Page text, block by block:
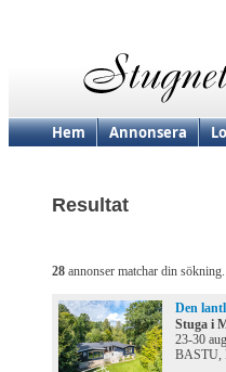
Hem Annonsera
Resultat
28 annonser matchar din sökning.
Den
Stuga i
23-30
BASTU,